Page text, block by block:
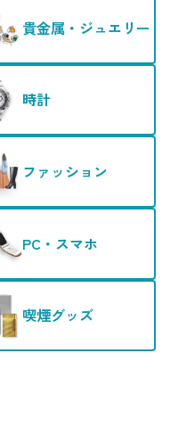
貴金属・ジュエリー
時計
ファッション
PC・スマホ
喫煙グッズ